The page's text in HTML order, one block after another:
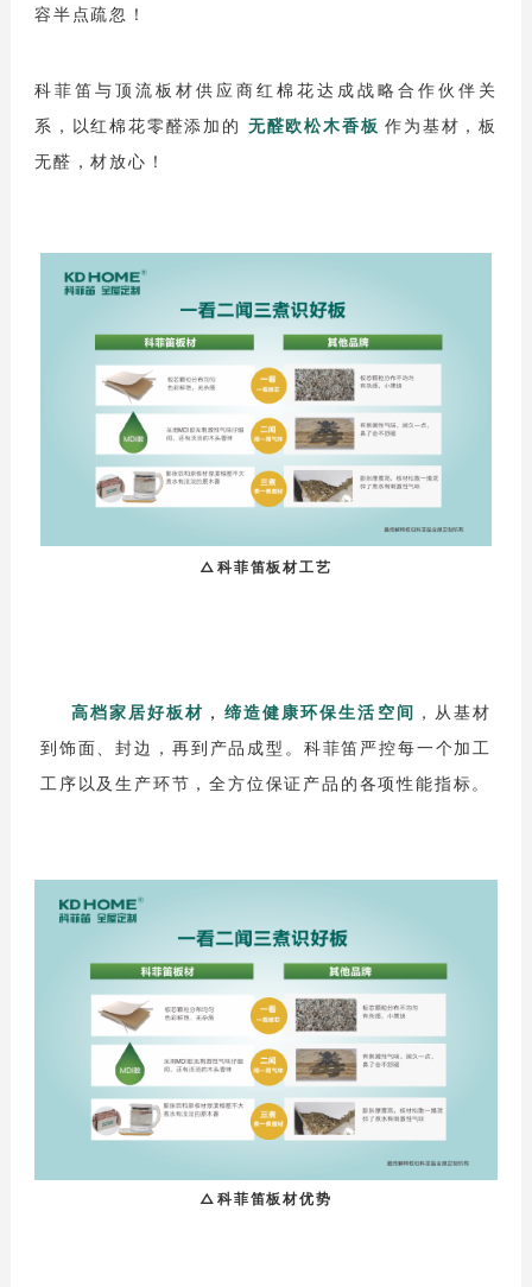
容半点疏忽！
科菲笛与顶流板材供应商红棉花达成战略合作伙伴关
系，以红棉花零醛添加的 无醛欧松木香板作为基材，板
无醛，材放心！
△科菲笛板材工艺
高档家居好板材 ， 缔造健康环保生活空间 ，从基材
到饰面、封边，再到产品成型。科菲笛严控每一个加工
工序以及生产环节，全方位保证产品的各项性能指标。
△科菲笛板材优势